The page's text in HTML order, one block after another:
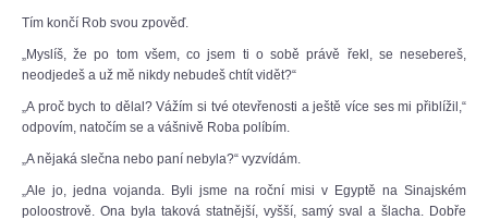
Tím končí Rob svou zpověď.
„Myslíš, že po tom všem, co jsem ti o sobě právě řekl, se nesebereš,
neodjedeš a už mě nikdy nebudeš chtít vidět?“
„A proč bych to dělal? Vážím si tvé otevřenosti a ještě více ses mi přiblížil,“
odpovím, natočím se a vášnivě Roba políbím.
„A nějaká slečna nebo paní nebyla?“ vyzvídám.
„Ale jo, jedna vojanda. Byli jsme na roční misi v Egyptě na Sinajském
poloostrově. Ona byla taková statnější, vyšší, samý sval a šlacha. Dobře